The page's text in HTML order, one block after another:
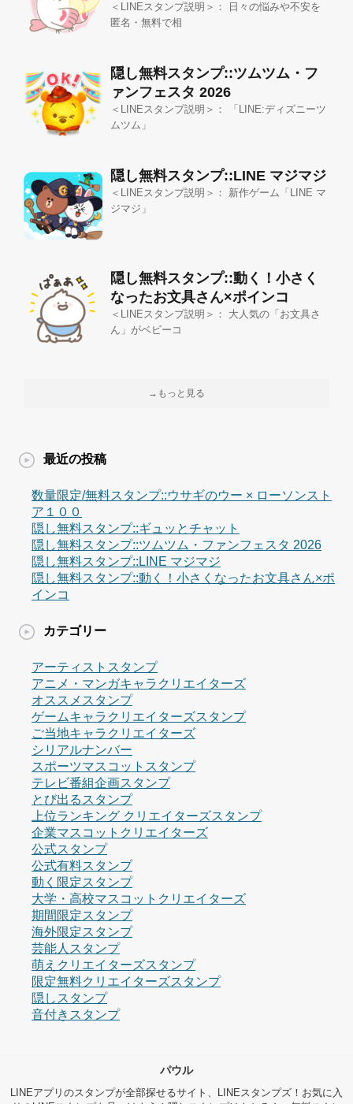
＜LINEスタンプ説明＞： 日々の悩みや不安を
匿名・無料で相
隠し無料スタンプ::ツムツム・フ
ァンフェスタ 2026
＜LINEスタンプ説明＞： 「LINE:ディズニーツ
ムツム」
隠し無料スタンプ::LINE マジマジ
＜LINEスタンプ説明＞： 新作ゲーム「LINE マ
ジマジ」
隠し無料スタンプ::動く！小さく
なったお文具さん×ポインコ
＜LINEスタンプ説明＞： 大人気の「お文具さ
ん」がベビーコ
→もっと見る
最近の投稿
数量限定/無料スタンプ::ウサギのウー × ローソンスト
ア１００
隠し無料スタンプ::ギュッとチャット
隠し無料スタンプ::ツムツム・ファンフェスタ 2026
隠し無料スタンプ::LINE マジマジ
隠し無料スタンプ::動く！小さくなったお文具さん×ポ
インコ
カテゴリー
アーティストスタンプ
アニメ・マンガキャラクリエイターズ
オススメスタンプ
ゲームキャラクリエイターズスタンプ
ご当地キャラクリエイターズ
シリアルナンバー
スポーツマスコットスタンプ
テレビ番組企画スタンプ
とび出るスタンプ
上位ランキング クリエイターズスタンプ
企業マスコットクリエイターズ
公式スタンプ
公式有料スタンプ
動く限定スタンプ
大学・高校マスコットクリエイターズ
期間限定スタンプ
海外限定スタンプ
芸能人スタンプ
萌えクリエイターズスタンプ
限定無料クリエイターズスタンプ
隠しスタンプ
音付きスタンプ
パウル
LINEアプリのスタンプが全部探せるサイト、LINEスタンプズ！お気に入